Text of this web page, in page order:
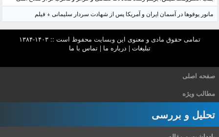
مانور یوفوها در آسمان ایران و آمریکا پس از شهادت سردار سلیمانی + فیلم
تمامی حقوق مادی و معنوی این وبسایت محفوظ است :: ۱۴۰۳-۱۳۸۴
تبلیغات | درباره ما |تماس با ما
صفحه اصلی
مطالب ویژه
تحلیل و بررسی